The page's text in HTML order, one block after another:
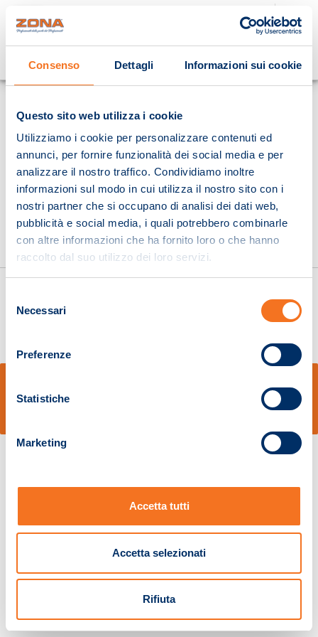
Consenso Dettagli Informazioni sui cookie
Questo sito web utilizza i cookie
Utilizziamo i cookie per personalizzare contenuti ed
annunci, per fornire funzionalità dei social media e per
analizzare il nostro traffico. Condividiamo inoltre
informazioni sul modo in cui utilizza il nostro sito con i
nostri partner che si occupano di analisi dei dati web,
pubblicità e social media, i quali potrebbero combinarle
con altre informazioni che ha fornito loro o che hanno
raccolto dal suo utilizzo dei loro servizi.
delNecessari
Preferenze
Statistiche
Marketing
Accetta tutti
Accetta selezionati
Rifiuta
Cosa stai cercando?
Pistoia 01680210505 – R.E.A. n.155974 - Cap.Soc. € 2.000.000,00 i.v. La
Società adotta il Codice Etico D.lgs. 231/01